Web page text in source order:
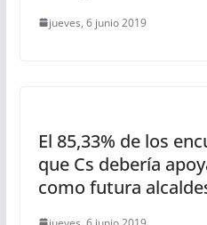
jueves, 6 junio 2019
El 85,33% de los
que Cs debería
como futura